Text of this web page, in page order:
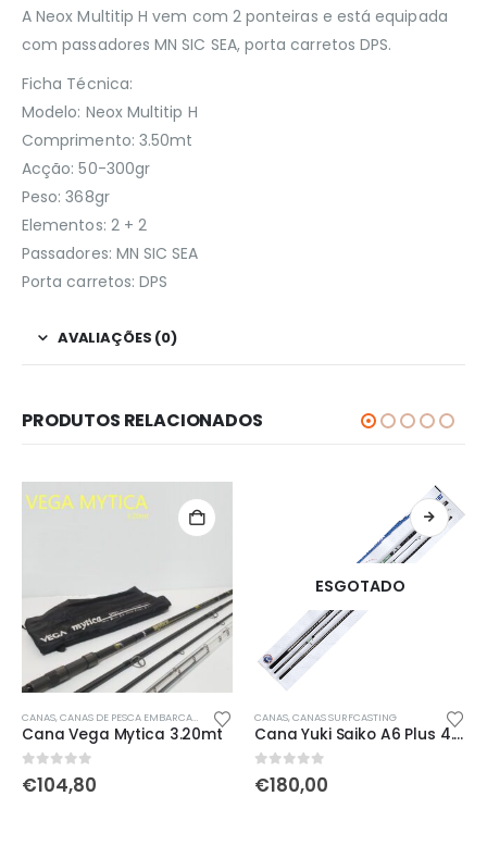
A Neox Multitip H vem com 2 ponteiras e está equipada
com passadores MN SIC SEA, porta carretos DPS.
Ficha Técnica:
Modelo: Neox Multitip H
Comprimento: 3.50mt
Acção: 50-300gr
Peso: 368gr
Elementos: 2 + 2
Passadores: MN SIC SEA
Porta carretos: DPS
AVALIAÇÕES (0)
PRODUTOS RELACIONADOS
CANAS,CANAS DE PESCA EMBARCADA PROMOÇÕES!!
Cana Vega Mytica 3.20mt
0out of 5
€104,80
ESGOTADO
CANAS,CANAS SURFCASTING
Cana Yuki Saiko A6 Plus 4.50mt
0out of 5
€180,00